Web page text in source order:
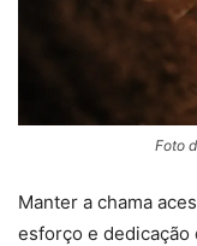
Foto
Manter a chama
esforço e dedicação